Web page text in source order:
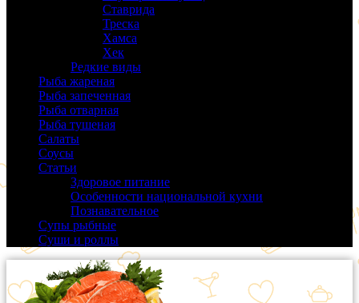
Ставрида
Треска
Хамса
Хек
Редкие виды
Рыба жареная
Рыба запеченная
Рыба отварная
Рыба тушеная
Салаты
Соусы
Статьи
Здоровое питание
Особенности национальной кухни
Познавательное
Супы рыбные
Суши и роллы